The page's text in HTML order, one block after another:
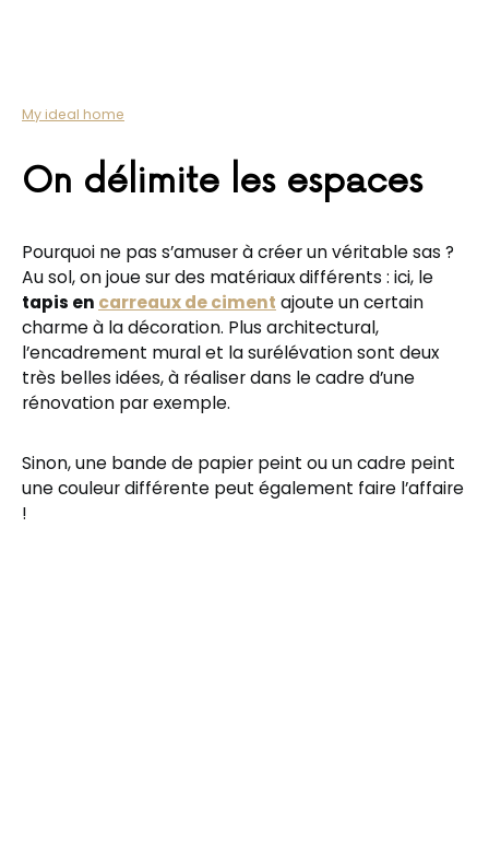
My ideal home
On délimite les espaces
Pourquoi ne pas s’amuser à créer un véritable sas ?
Au sol, on joue sur des matériaux différents : ici, le
tapis en carreaux de ciment ajoute un certain
charme à la décoration. Plus architectural,
l’encadrement mural et la surélévation sont deux
très belles idées, à réaliser dans le cadre d’une
rénovation par exemple.
Sinon, une bande de papier peint ou un cadre peint
une couleur différente peut également faire l’affaire
!